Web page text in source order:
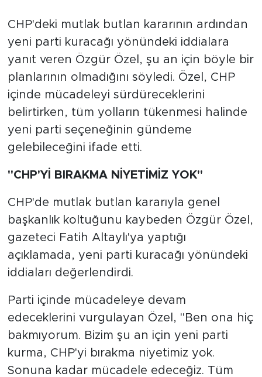
CHP'deki mutlak butlan kararının ardından
yeni parti kuracağı yönündeki iddialara
yanıt veren Özgür Özel, şu an için böyle bir
planlarının olmadığını söyledi. Özel, CHP
içinde mücadeleyi sürdüreceklerini
belirtirken, tüm yolların tükenmesi halinde
yeni parti seçeneğinin gündeme
gelebileceğini ifade etti.
"CHP'Yİ BIRAKMA NİYETİMİZ YOK"
CHP'de mutlak butlan kararıyla genel
başkanlık koltuğunu kaybeden Özgür Özel,
gazeteci Fatih Altaylı'ya yaptığı
açıklamada, yeni parti kuracağı yönündeki
iddiaları değerlendirdi.
Parti içinde mücadeleye devam
edeceklerini vurgulayan Özel, "Ben ona hiç
bakmıyorum. Bizim şu an için yeni parti
kurma, CHP'yi bırakma niyetimiz yok.
Sonuna kadar mücadele edeceğiz. Tüm